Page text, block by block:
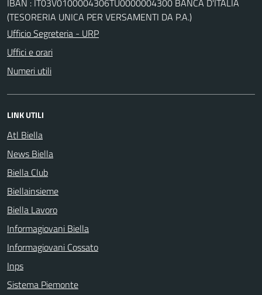
(TESORERIA UNICA PER VERSAMENTI DA P.A.)
Ufficio Segreteria - URP
Uffici e orari
Numeri utili
LINK UTILI
Atl Biella
News Biella
Biella Club
Biellainsieme
Biella Lavoro
Informagiovani Biella
Informagiovani Cossato
Inps
Sistema Piemonte